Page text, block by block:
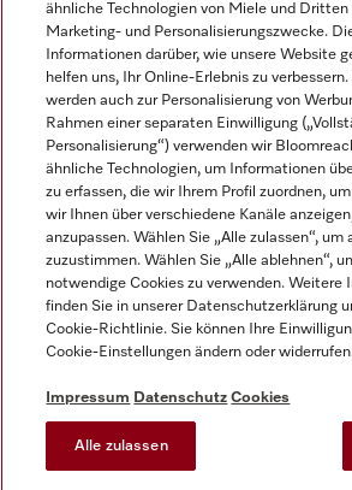
AGB
Datenschutz
Nutzungsbedingungen
Barrierefreiheitserklärung
EU-Gesetzen über digitale Dienste
Cookie-Einstellungen
Miele auf Instagram
Miele auf Facebook
Miele auf Youtube
ähnliche Technologien von Miele und Dritten
Marketing- und Personalisierungszwecke.
Informationen darüber, wie unsere Website
helfen uns, Ihr Online-Erlebnis zu
werden auch zur Personalisierung von
Rahmen einer separaten Einwilligung
Personalisierung“) verwenden wir
ähnliche Technologien, um Informationen
zu erfassen, die wir Ihrem Profil zuordnen,
wir Ihnen über verschiedene Kanäle
anzupassen. Wählen Sie „Alle zulassen“, um
zuzustimmen. Wählen Sie „Alle ablehnen“,
notwendige Cookies zu verwenden. Weitere
finden Sie in unserer Datenschutzerklärung
Cookie-Richtlinie. Sie können Ihre
Cookie-Einstellungen ändern oder
Impressum Datenschutz Cookies
Alle zulassen